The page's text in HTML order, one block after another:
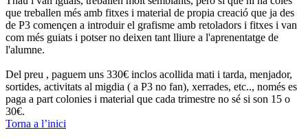
que treballen més amb fitxes i material de propia creació que ja des
de P3 començen a introduir el grafisme amb retoladors i fitxes i van
com més guiats i potser no deixen tant lliure a l'aprenentatge de
l'alumne.
Del preu , paguem uns 330€ inclos acollida mati i tarda, menjador,
sortides, activitats al migdia ( a P3 no fan), xerrades, etc.., només es
paga a part colonies i material que cada trimestre no sé si son 15 o
30€.
Torna a l’inici